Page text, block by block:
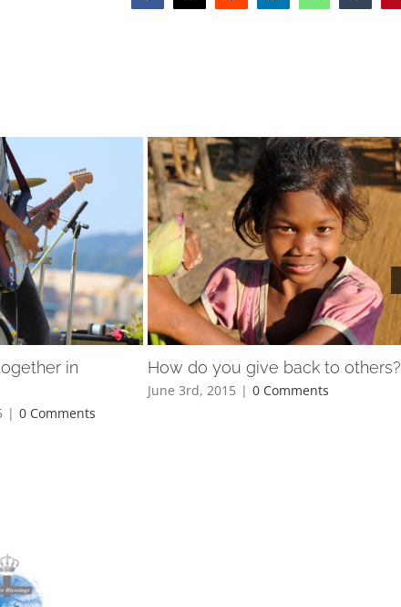
in
| 0 Comments
How do you give back to others?
June 3rd, 2015 | 0 Comments